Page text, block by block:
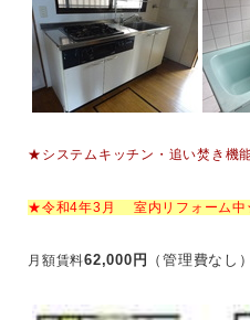
★システムキッチン・追い焚き機
★令和4年3月 室内リフォーム
月額賃料62,000円 （管理費なし）